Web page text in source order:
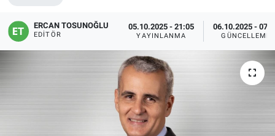
ERCAN TOSUNOĞLU
EDITÖR
05.10.2025 - 21:05
YAYINLANMA
06.10.2025 -
GÜNCELLEME